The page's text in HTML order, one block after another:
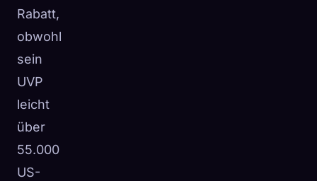
Rabatt,
obwohl
sein
UVP
leicht
über
55.000
US-